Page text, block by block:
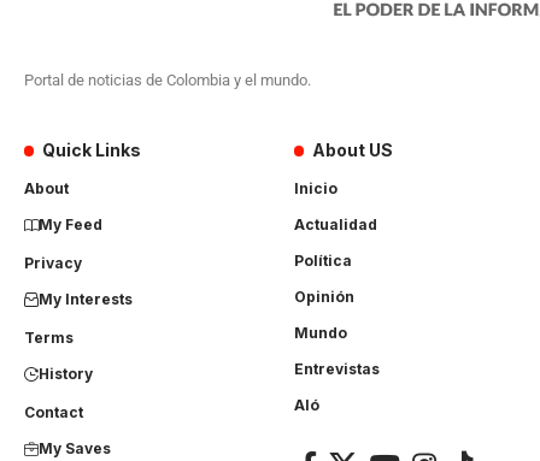
Portal de noticias de Colombia y el mundo.
Quick Links
About
My Feed
Privacy
My Interests
Terms
History
Contact
My Saves
About US
Inicio
Actualidad
Política
Opinión
Mundo
Entrevistas
Aló